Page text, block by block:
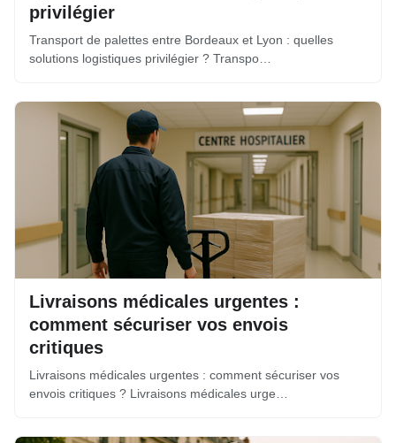
privilégier
Transport de palettes entre Bordeaux et Lyon : quelles
solutions logistiques privilégier ? Transpo…
Livraisons médicales urgentes :
comment sécuriser vos envois
critiques
Livraisons médicales urgentes : comment sécuriser vos
envois critiques ? Livraisons médicales urge…